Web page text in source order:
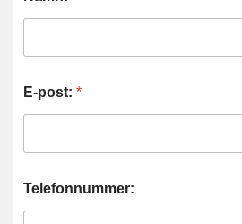
E-post: *
Telefonnummer: